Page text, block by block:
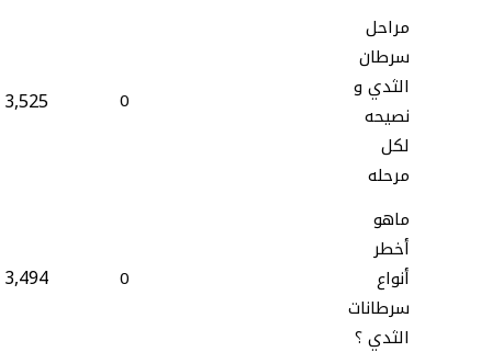
مراحل
سرطان
الثدي و
نصيحه
لكل
مرحله
0
3,525
ماهو
أخطر
أنواع
سرطانات
الثدي ؟
0
3,494